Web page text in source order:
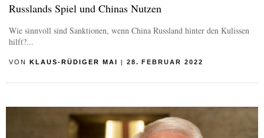
Russlands Spiel und Chinas Nutzen
Wie sinnvoll sind Sanktionen, wenn China Russland hinter den Kulissen
hilft?...
VON KLAUS-RÜDIGER MAI | 28. FEBRUAR 2022